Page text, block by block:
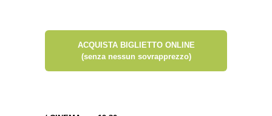
ACQUISTA BIGLIETTO ONLINE
(senza nessun sovrapprezzo)